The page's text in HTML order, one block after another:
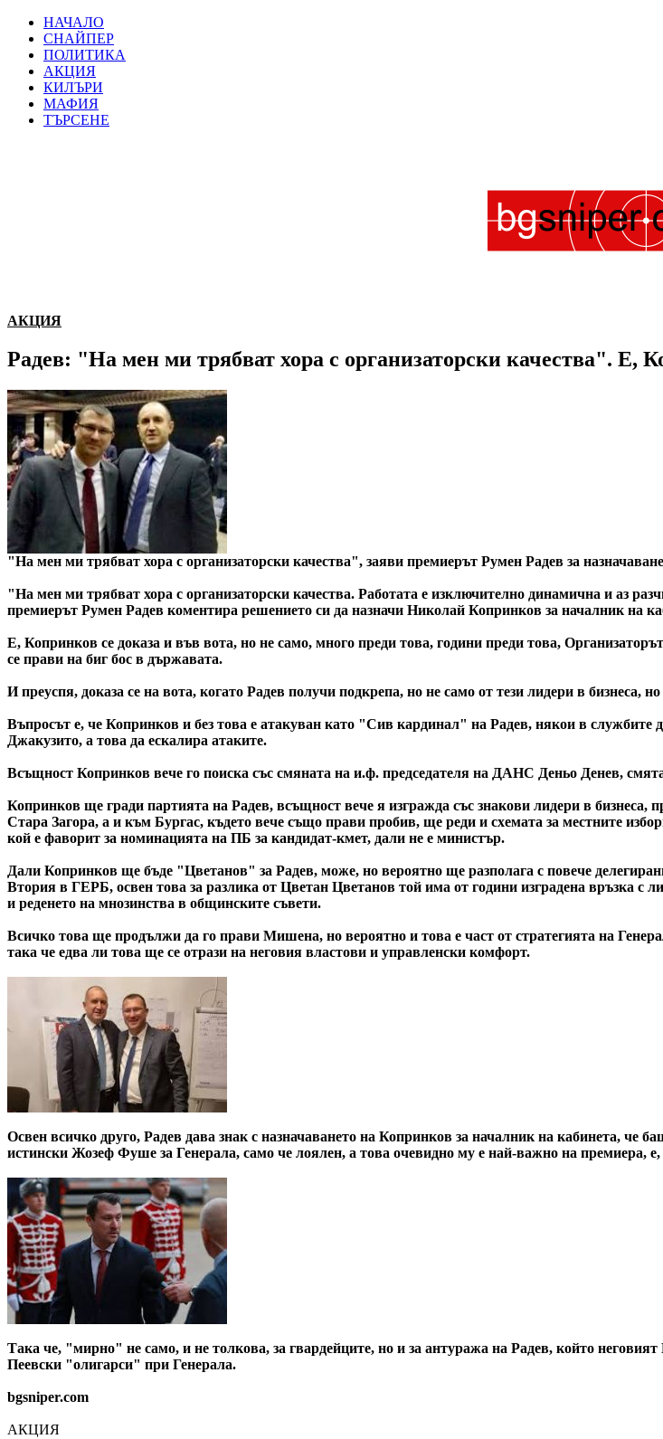
НАЧАЛО
СНАЙПЕР
ПОЛИТИКА
АКЦИЯ
КИЛЪРИ
МАФИЯ
ТЪРСЕНЕ
АКЦИЯ
Радев: "На мен ми трябват хора с организаторски качества". Е,
"На мен ми трябват хора с организаторски качества", заяви премиерът Румен Радев за
"На мен ми трябват хора с организаторски качества. Работата е изключително динамична и аз
премиерът Румен Радев коментира решението си да назначи Николай Копринков за началник на
Е, Копринков се доказа и във вота, но не само, много преди това, години преди това,
се прави на биг бос в държавата.
И преуспя, доказа се на вота, когато Радев получи подкрепа, но не само от тези лидери в
Въпросът е, че Копринков и без това е атакуван като "Сив кардинал" на Радев, някои в
Джакузито, а това да ескалира атаките.
Всъщност Копринков вече го поиска със смяната на и.ф. председателя на ДАНС Деньо Денев,
Копринков ще гради партията на Радев, всъщност вече я изгражда със знакови лидери в
Стара Загора, а и към Бургас, където вече също прави пробив, ще реди и схемата за местните
кой е фаворит за номинацията на ПБ за кандидат-кмет, дали не е министър.
Дали Копринков ще бъде "Цветанов" за Радев, може, но вероятно ще разполага с повече
Втория в ГЕРБ, освен това за разлика от Цветан Цветанов той има от години изградена връзка с
и реденето на мнозинства в общинските съвети.
Всичко това ще продължи да го прави Мишена, но вероятно и това е част от стратегията на
така че едва ли това ще се отрази на неговия властови и управленски комфорт.
Освен всичко друго, Радев дава знак с назначаването на Копринков за началник на кабинета,
истински Жозеф Фуше за Генерала, само че лоялен, а това очевидно му е най-важно на премиера,
Така че, "мирно" не само, и не толкова, за гвардейците, но и за антуража на Радев, който
Пеевски "олигарси" при Генерала.
bgsniper.com
АКЦИЯ